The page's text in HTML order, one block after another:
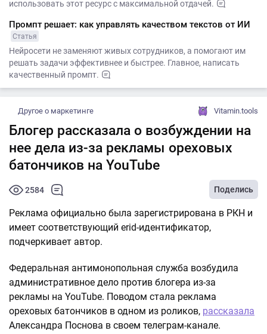
использовать этот ресурс с максимальной отдачей.
Промпт решает: как управлять качеством текстов от ИИ
Статья
Нейросети не заменяют живых сотрудников, а помогают им
решать задачи эффективнее и быстрее. Главное, написать
качественный промпт.
Другое о маркетинге Vitamin.tools
Блогер рассказала о возбуждении на
нее дела из-за рекламы ореховых
батончиков на YouTube
2584 Поделись
Реклама официально была зарегистрирована в РКН и
имеет соответствующий erid-идентификатор,
подчеркивает автор.
Федеральная антимонопольная служба возбудила
административное дело против блогера из-за
рекламы на YouTube. Поводом стала реклама
ореховых батончиков в одном из роликов, рассказала
Александра Поснова в своем телеграм-канале.